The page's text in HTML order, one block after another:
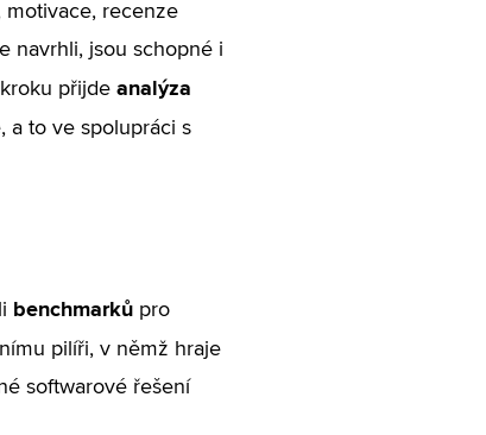
motivace, recenze
navrhli, jsou schopné i
přijde analýza
a to ve spolupráci s
benchmarků pro
pilíři, v němž hraje
softwarové řešení